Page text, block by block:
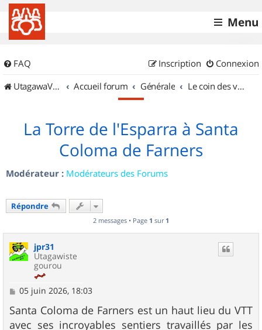
Menu
FAQ Connexion
Inscription
UtagawaVTT (Randos VTT et VTTAE avec traces GPS)
Accueil forum Générale Le coin des vidéastes
La Torre de l'Esparra à Santa
Coloma de Farners
Modérateur : Modérateurs des Forums
Répondre
2 messages • Page 1 sur 1
jpr31
Utagawiste
gourou
M
s
s
a
05 juin 2026, 18:03
Santa Coloma de Farners est un haut lieu du VTT
avec ses incroyables sentiers travaillés par les